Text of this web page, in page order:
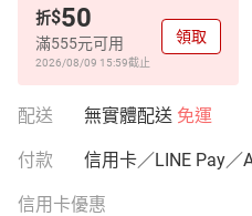
折$50
滿555元可用
2026/08/09 15:59截止
領取
配送 無實體配送 免運
付款 信用卡／LINE Pay／
信用卡優惠